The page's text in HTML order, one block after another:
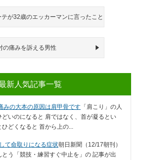
が32歳のエッカーマンに言ったこと
の痛みを訴える男性
新人気記事一覧
みの大本の原因は肩甲骨です 「肩こり」の人
いのになると 肩ではなく、首が凝るとい
どくなると 首から上の...
て命取りになる症状朝日新聞（12/17朝刊）
う「競技・練習すぐ中止を」の 記事が出